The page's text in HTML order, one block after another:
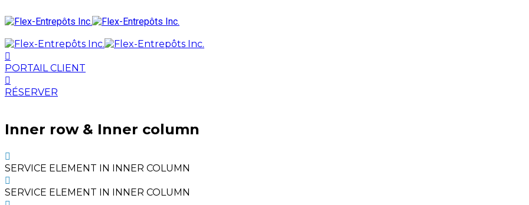
PORTAIL CLIENT
RÉSERVER
Inner row & Inner column
SERVICE ELEMENT IN INNER COLUMN
SERVICE ELEMENT IN INNER COLUMN